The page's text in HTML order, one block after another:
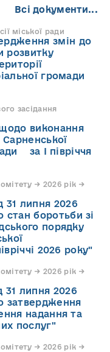
Всі документи...
міської ради
змін до
розвитку
громади
засідання
виконання
за І півріччя
→ 2026 рік →
31 липня 2026
стан боротьби зі
порядку
2026 року"
→ 2026 рік →
31 липня 2026
затвердження
надання та
послуг"
→ 2026 рік →